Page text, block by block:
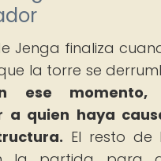
Jenga finaliza
la torre se
ese
a quien haya
El resto de